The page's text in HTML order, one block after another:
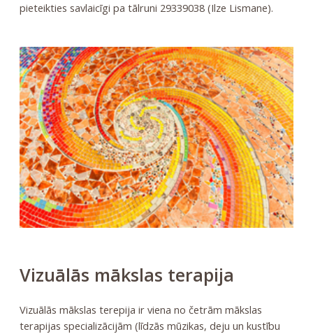
pieteikties savlaicīgi pa tālruni 29339038 (Ilze Lismane).
Vizuālās mākslas terapija
Vizuālās mākslas terepija ir viena no četrām mākslas
terapijas specializācijām (līdzās mūzikas, deju un kustību